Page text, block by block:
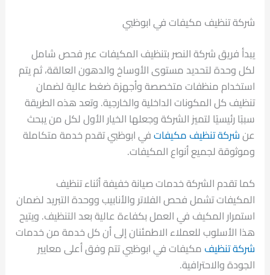
شركة تنظيف مكيفات في ابوظبي
يبدأ فريق شركة النصر بتنظيف المكيفات عبر فحص شامل
لكل وحدة لتحديد مستوى الأوساخ والدهون العالقة، ثم يتم
استخدام منظفات متخصصة وأجهزة ضغط عالية لضمان
تنظيف كل المكونات الداخلية والخارجية. وتعد هذه الطريقة
سببًا رئيسيًا لتميز الشركة وجعلها الخيار الأول لكل من يبحث
عنشركة تنظيف مكيفاتفي ابوظبي تقدم خدمة متكاملة
وموثوقة لجميع أنواع المكيفات.
كما تقدم الشركة خدمات صيانة خفيفة أثناء تنظيف
المكيفات تشمل فحص الفلاتر والأنابيب ووحدة التبريد لضمان
استمرار المكيف في العمل بكفاءة عالية بعد التنظيف. ويتيح
هذا الأسلوب للعملاء الاطمئنان إلى أن كل خدمة من خدمات
شركة تنظيف مكيفات في ابوظبي تتم وفق أعلى معايير
الجودة والاحترافية.